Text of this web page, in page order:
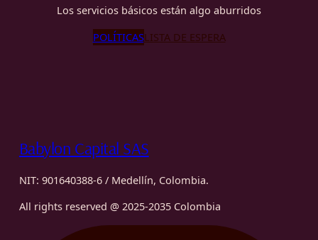
Los servicios básicos están algo aburridos
POLÍTICASLISTA DE ESPERA
Babylon Capital SAS
NIT: 901640388-6 / Medellín, Colombia.
All rights reserved @ 2025-2035 Colombia